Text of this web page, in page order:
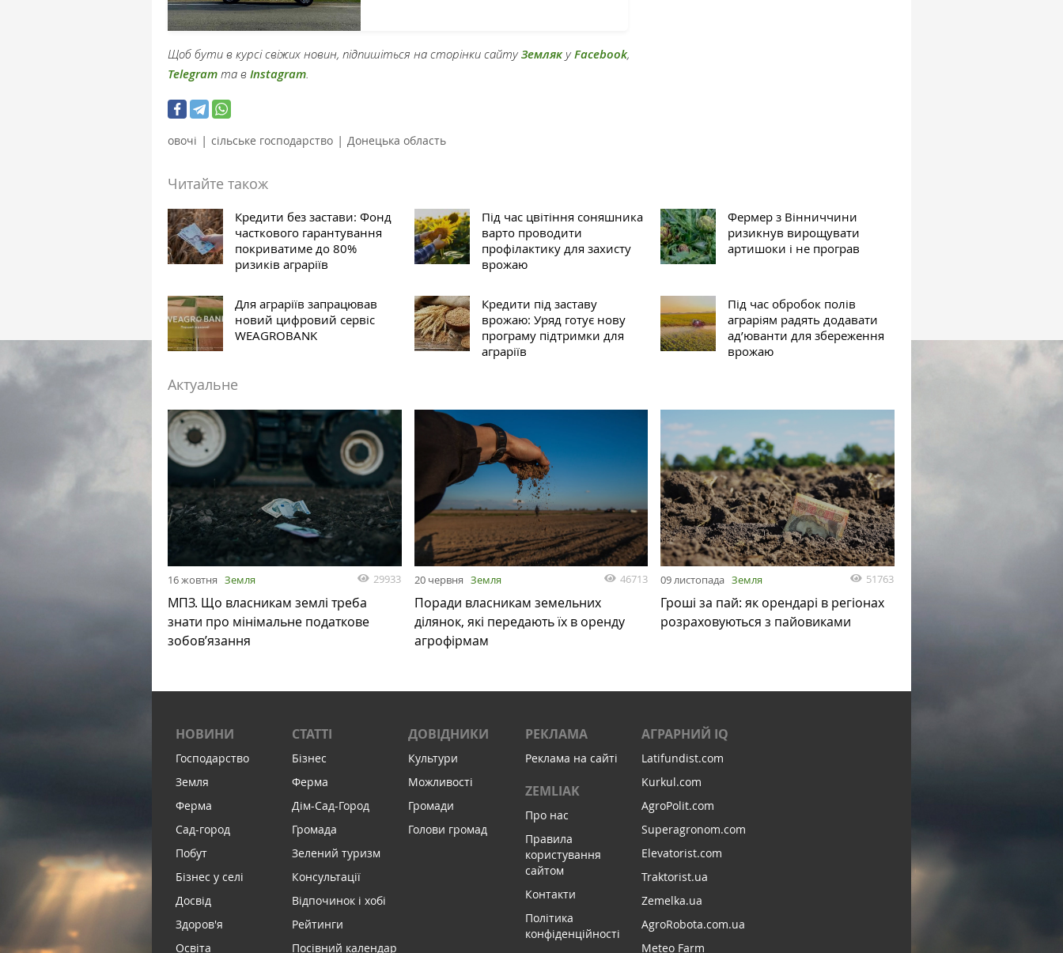
Щоб бути в курсі свіжих новин, підпишіться на сторінки сайтуЗемлякуFacebook,
Telegram та в Instagram
овочі | сільське господарство | Донецька область
Читайте також
Кредити без застави: Фонд
часткового гарантування
покриватиме до 80%
ризиків аграріїв
Під час цвітіння соняшника
варто проводити
профілактику для захисту
врожаю
Фермер з Вінниччини
ризикнув вирощувати
артишоки і не програв
Для аграріїв запрацював
новий цифровий сервіс
WEAGROBANK
Кредити під заставу
врожаю: Уряд готує нову
програму підтримки для
аграріїв
Під час обробок полів
аграріям радять додавати
ад’юванти для збереження
врожаю
Актуальне
16 жовтня Земля 29933
МПЗ. Що власникам землі треба
знати про мінімальне податкове
зобов’язання
20 червня Земля 46713
Поради власникам земельних
ділянок, які передають їх в оренду
агрофірмам
09 листопада Земля 51763
Гроші за пай: як орендарі в регіонах
розраховуються з пайовиками
НОВИНИ
Господарство
Земля
Ферма
Сад-город
Побут
Бізнес у селі
Досвід
Здоров'я
Освіта
СТАТТІ
Бізнес
Ферма
Дім-Сад-Город
Громада
Зелений туризм
Консультації
Відпочинок і хобі
Рейтинги
Посівний календар
ДОВІДНИКИ
Культури
Можливості
Громади
Голови громад
РЕКЛАМА
Реклама на сайті
ZEMLIAK
Про нас
Правила
користування
сайтом
Контакти
Політика
конфіденційності
АГРАРНИЙ IQ
Latifundist.com
Kurkul.com
AgroPolit.com
Superagronom.com
Elevatorist.com
Traktorist.ua
Zemelka.ua
AgroRobota.com.ua
Meteo Farm